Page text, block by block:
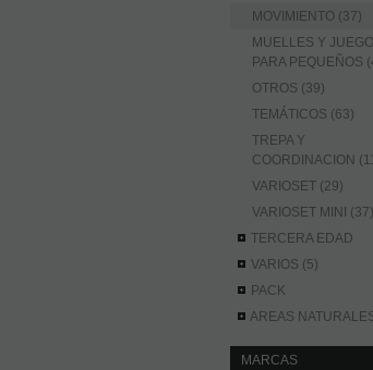
MOVIMIENTO (37)
MUELLES Y
PARA PEQUEÑOS
OTROS (39)
TEMÁTICOS (63)
TREPA Y
COORDINACION
VARIOSET (29)
VARIOSET MINI (37)
TERCERA EDAD
VARIOS (5)
PACK
AREAS
MARCAS